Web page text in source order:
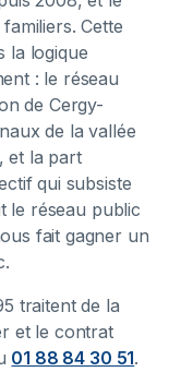
Cette
la logique
: le réseau
de Cergy-
de la vallée
et la part
qui subsiste
le réseau public
fait gagner un
traitent de la
et le contrat
01 88 84 30 51.